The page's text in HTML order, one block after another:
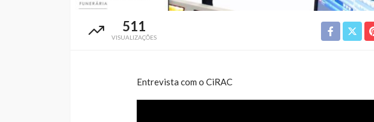
511
VISUALIZAÇÕES
Entrevista com o CiRAC